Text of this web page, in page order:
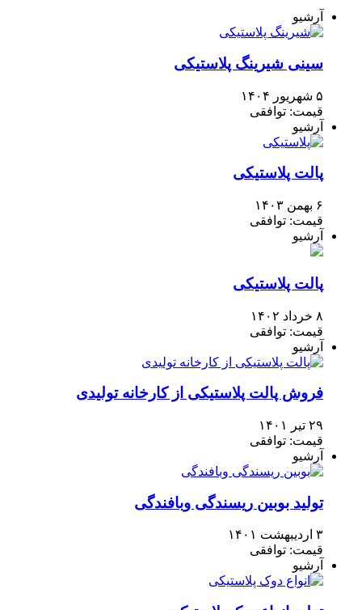
آرشیو
سینی شیرینگ پلاستیکی
۵ شهریور ۱۴۰۴
قیمت: توافقی
آرشیو
پالت پلاستیکی
۶ بهمن ۱۴۰۳
قیمت: توافقی
آرشیو
پالت پلاستیکی
۸ خرداد ۱۴۰۲
قیمت: توافقی
آرشیو
فروش پالت پلاستیکی از کارخانه تولیدی
۲۹ تیر ۱۴۰۱
قیمت: توافقی
آرشیو
تولید بوبین ریسندگی وبافندگی
۳ اردیبهشت ۱۴۰۱
قیمت: توافقی
آرشیو